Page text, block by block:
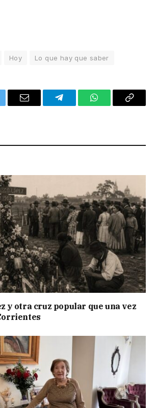
Hoy Lo que hay que saber
Email TelegramWhatsAppCopy
y otra cruz popular que una vez